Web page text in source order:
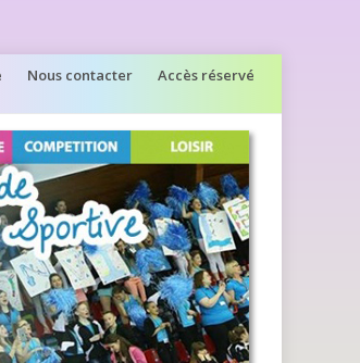
Nous contacter Accès réservé